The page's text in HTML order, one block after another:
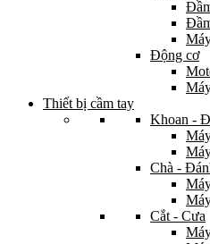
Động cơ
Thiết bị cầm tay
Khoan -
Chà -
Cắt - Cưa